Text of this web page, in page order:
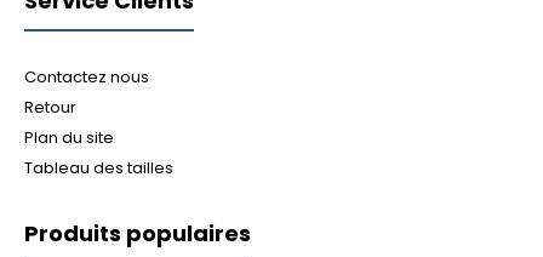
Contactez nous
Retour
Plan du site
Tableau des tailles
Produits populaires